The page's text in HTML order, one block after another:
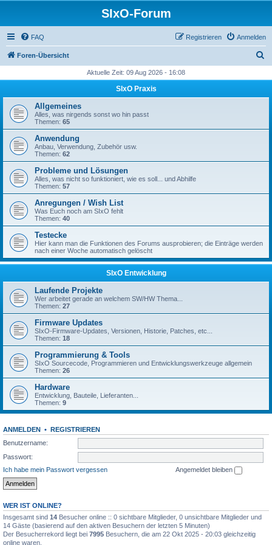
SIxO-Forum
FAQ Anmelden
Registrieren
Foren-Übersicht
h
Aktuelle Zeit: 09 Aug 2026 - 16:08
SIxO Praxis
Allgemeines
Alles, was nirgends sonst wo hin passt
Themen: 65
Anwendung
Anbau, Verwendung, Zubehör usw.
Themen: 62
Probleme und Lösungen
Alles, was nicht so funktioniert, wie es soll... und Abhilfe
Themen: 57
Anregungen / Wish List
Was Euch noch am SIxO fehlt
Themen: 40
Testecke
Hier kann man die Funktionen des Forums ausprobieren; die Einträge werden
nach einer Woche automatisch gelöscht
SIxO Entwicklung
Laufende Projekte
Wer arbeitet gerade an welchem SW/HW Thema...
Themen: 27
Firmware Updates
SIxO-Firmware-Updates, Versionen, Historie, Patches, etc...
Themen: 18
Programmierung & Tools
SIxO Sourcecode, Programmieren und Entwicklungswerkzeuge allgemein
Themen: 26
Hardware
Entwicklung, Bauteile, Lieferanten...
Themen: 9
ANMELDEN • REGISTRIEREN
Benutzername:
Passwort:
Ich habe mein Passwort vergessen
Angemeldet bleiben
WER IST ONLINE?
Insgesamt sind 14 Besucher online :: 0 sichtbare Mitglieder, 0 unsichtbare Mitglieder und
14 Gäste (basierend auf den aktiven Besuchern der letzten 5 Minuten)
Der Besucherrekord liegt bei 7995 Besuchern, die am 22 Okt 2025 - 20:03 gleichzeitig
online waren.